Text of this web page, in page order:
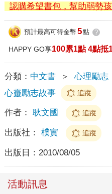
認購希望書包，幫助弱勢
預計最高可得金幣 5點 ?
HAPPY GO享100累1點 4點抵
分類： 中文書 ＞ 心理勵志
心靈勵志故事
追蹤
作者： 耿文國 追蹤
出版社： 樸實 追蹤
出版日： 2010/08/05
活動訊息